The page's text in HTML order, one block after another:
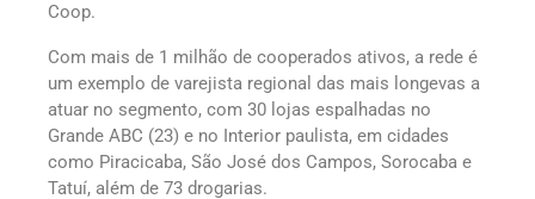
Coop.
Com mais de 1 milhão de cooperados ativos, a rede é
um exemplo de varejista regional das mais longevas a
atuar no segmento, com 30 lojas espalhadas no
Grande ABC (23) e no Interior paulista, em cidades
como Piracicaba, São José dos Campos, Sorocaba e
Tatuí, além de 73 drogarias.